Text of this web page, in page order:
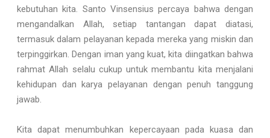
kebutuhan kita. Santo Vinsensius percaya bahwa dengan
mengandalkan Allah, setiap tantangan dapat diatasi,
termasuk dalam pelayanan kepada mereka yang miskin dan
terpinggirkan. Dengan iman yang kuat, kita diingatkan bahwa
rahmat Allah selalu cukup untuk membantu kita menjalani
kehidupan dan karya pelayanan dengan penuh tanggung
jawab.
Kita dapat menumbuhkan kepercayaan pada kuasa dan